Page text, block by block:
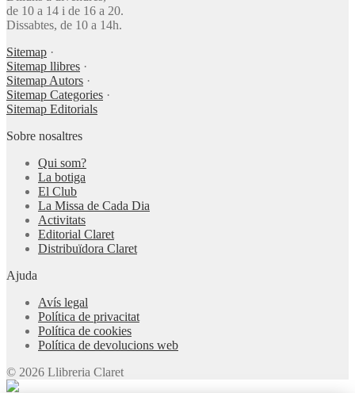
de 10 a 14 i de 16 a 20.
Dissabtes, de 10 a 14h.
Sitemap ·
Sitemap llibres ·
Sitemap Autors ·
Sitemap Categories ·
Sitemap Editorials
Sobre nosaltres
Qui som?
La botiga
El Club
La Missa de Cada Dia
Activitats
Editorial Claret
Distribuïdora Claret
Ajuda
Avís legal
Política de privacitat
Política de cookies
Política de devolucions web
© 2026 Llibreria Claret